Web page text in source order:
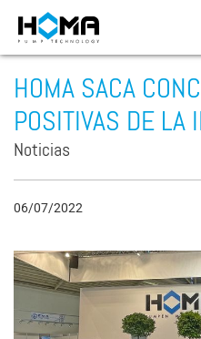
HOMA SACA
POSITIVAS DE LA
Noticias
06/07/2022